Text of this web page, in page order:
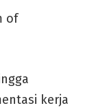
of
kerja